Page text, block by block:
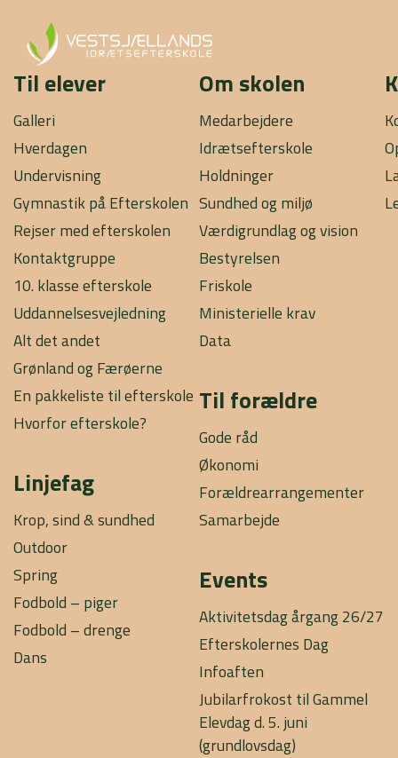
Til elever
Galleri
Hverdagen
Undervisning
Gymnastik på Efterskolen
Rejser med efterskolen
Kontaktgruppe
10. klasse efterskole
Uddannelsesvejledning
Alt det andet
Grønland og Færøerne
En pakkeliste til efterskole
Hvorfor efterskole?
Linjefag
Krop, sind & sundhed
Outdoor
Spring
Fodbold – piger
Fodbold – drenge
Dans
Om skolen
Medarbejdere
Idrætsefterskole
Holdninger
Sundhed og miljø
Værdigrundlag og vision
Bestyrelsen
Friskole
Ministerielle krav
Data
Til forældre
Gode råd
Økonomi
Forældrearrangementer
Samarbejde
Events
Aktivitetsdag årgang 26/27
Efterskolernes Dag
Infoaften
Jubilarfrokost til Gammel
Elevdag d. 5. juni
(grundlovsdag)